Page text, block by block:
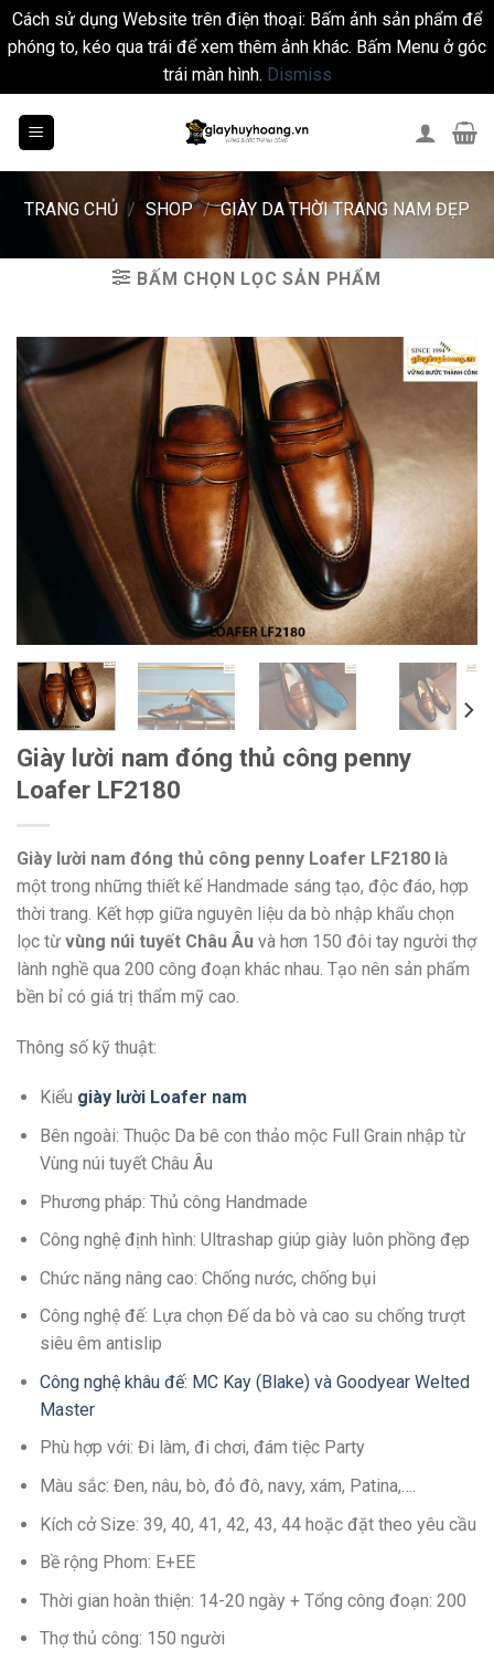
Cách sử dụng Website trên điện thoại: Bấm ảnh sản phẩm để
phóng to, kéo qua trái để xem thêm ảnh khác. Bấm Menu ở góc
trái màn hình. Dismiss
TRANG CHỦ / SHOP / GIÀY DA THỜI TRANG NAM ĐẸP
BẤM CHỌN LỌC SẢN PHẨM
Giày lười nam đóng thủ công penny
Loafer LF2180
Giày lười nam đóng thủ công penny Loafer LF2180 là
một trong những thiết kế Handmade sáng tạo, độc đáo, hợp
thời trang. Kết hợp giữa nguyên liệu da bò nhập khẩu chọn
lọc từ vùng núi tuyết Châu Âu và hơn 150 đôi tay người thợ
lành nghề qua 200 công đoạn khác nhau. Tạo nên sản phẩm
bền bỉ có giá trị thẩm mỹ cao.
Thông số kỹ thuật:
Kiểu giày lười Loafer nam
Bên ngoài: Thuộc Da bê con thảo mộc Full Grain nhập từ
Vùng núi tuyết Châu Âu
Phương pháp: Thủ công Handmade
Công nghệ định hình: Ultrashap giúp giày luôn phồng đẹp
Chức năng nâng cao: Chống nước, chống bụi
Công nghệ đế: Lựa chọn Đế da bò và cao su chống trượt
siêu êm antislip
Công nghệ khâu đế: MC Kay (Blake) và Goodyear Welted
Master
Phù hợp với: Đi làm, đi chơi, đám tiệc Party
Màu sắc: Đen, nâu, bò, đỏ đô, navy, xám, Patina,….
Kích cở Size: 39, 40, 41, 42, 43, 44 hoặc đặt theo yêu cầu
Bề rộng Phom: E+EE
Thời gian hoàn thiện: 14-20 ngày + Tổng công đoạn: 200
Thợ thủ công: 150 người